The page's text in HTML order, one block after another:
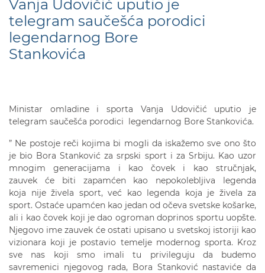
Vanja Udovičić uputio je
telegram saučešća porodici
legendarnog Bore
Stankovića
Ministar omladine i sporta Vanja Udovičić uputio je
telegram saučešća porodici legendarnog Bore Stankovića.
” Ne postoje reči kojima bi mogli da iskažemo sve ono što
je bio Bora Stanković za srpski sport i za Srbiju. Kao uzor
mnogim generacijama i kao čovek i kao stručnjak,
zauvek će biti zapamćen kao nepokolebljiva legenda
koja nije živela sport, već kao legenda koja je živela za
sport. Ostaće upamćen kao jedan od očeva svetske košarke,
ali i kao čovek koji je dao ogroman doprinos sportu uopšte.
Njegovo ime zauvek će ostati upisano u svetskoj istoriji kao
vizionara koji je postavio temelje modernog sporta. Kroz
sve nas koji smo imali tu privileguju da budemo
savremenici njegovog rada, Bora Stanković nastaviće da